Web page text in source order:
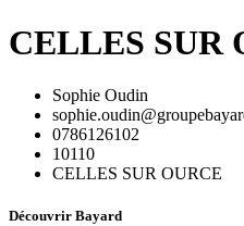
CELLES SUR
Sophie Oudin
0786126102
10110
CELLES SUR OURCE
Découvrir Bayard